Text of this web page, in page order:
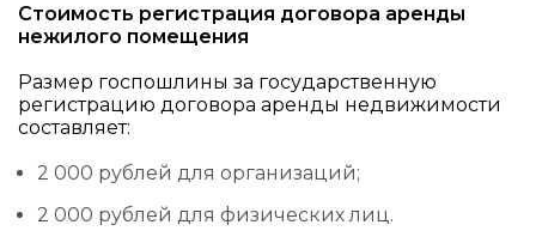
Стоимость регистрация договора аренды
нежилого помещения
Размер госпошлины за государственную
регистрацию договора аренды недвижимости
составляет:
2 000 рублей для организаций;
2 000 рублей для физических лиц.